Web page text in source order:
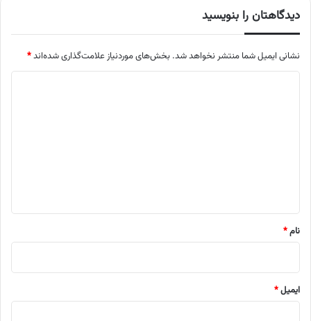
دیدگاهتان را بنویسید
نشانی ایمیل شما منتشر نخواهد شد. بخش‌های موردنیاز علامت‌گذاری شده‌اند*
نام*
ایمیل*